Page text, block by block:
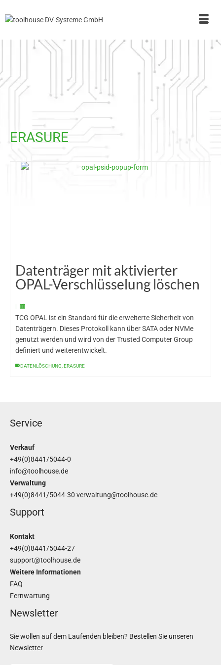
ERASURE
Datenträger mit aktivierter
OPAL-Verschlüsselung löschen
TCG OPAL ist ein Standard für die erweiterte Sicherheit von
Datenträgern. Dieses Protokoll kann über SATA oder NVMe
genutzt werden und wird von der Trusted Computer Group
definiert und weiterentwickelt.
DATENLÖSCHUNG ERASURE
Service
Verkauf
+49(0)8441/5044-0
info@toolhouse.de
Verwaltung
+49(0)8441/5044-30 verwaltung@toolhouse.de
Support
Kontakt
+49(0)8441/5044-27
support@toolhouse.de
Weitere Informationen
FAQ
Fernwartung
Newsletter
Sie wollen auf dem Laufenden bleiben? Bestellen Sie unseren
Newsletter